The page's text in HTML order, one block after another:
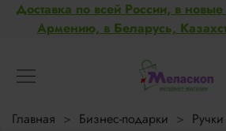
Доставка по всей России, в
Армению, в Беларусь,
Главная Бизнес-подарки Ручки